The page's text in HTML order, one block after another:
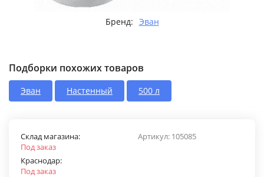
Бренд: Эван
Подборки похожих товаров
Эван Настенный 500 л
Артикул: 105085
Склад магазина:
Под заказ
Краснодар:
Под заказ